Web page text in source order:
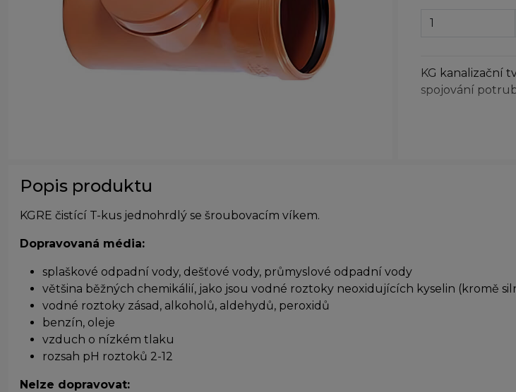
KG kanalizační
spojování
Popis produktu
KGRE čistící T-kus jednohrdlý se šroubovacím víkem.
Dopravovaná média:
splaškové odpadní vody, dešťové vody, průmyslové odpadní vody
většina běžných chemikálií, jako jsou vodné roztoky neoxidujících kyselin (kromě
vodné roztoky zásad, alkoholů, aldehydů, peroxidů
benzín, oleje
vzduch o nízkém tlaku
rozsah pH roztoků 2-12
Nelze dopravovat: